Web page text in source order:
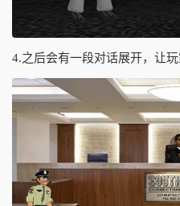
4.之后会有一段对话展开，让